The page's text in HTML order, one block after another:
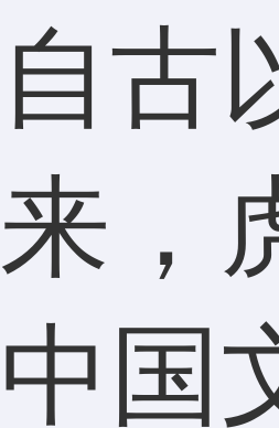
自古
来，
中国